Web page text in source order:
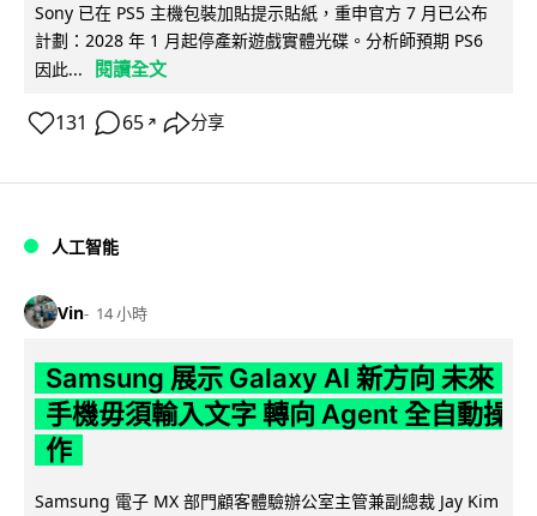
Sony 已在 PS5 主機包裝加貼提示貼紙，重申官方 7 月已公布
計劃：2028 年 1 月起停產新遊戲實體光碟。分析師預期 PS6
因此...
閱讀全文
131 65 ↗ 分享
人工智能
Vin 14 小時
Samsung 展示 Galaxy AI 新方向 未來
手機毋須輸入文字 轉向 Agent 全自動操
作
Samsung 電子 MX 部門顧客體驗辦公室主管兼副總裁 Jay Kim